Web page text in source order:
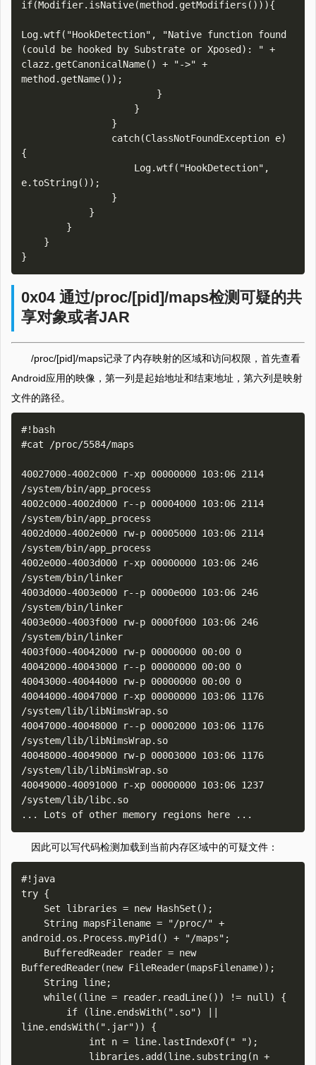
if(Modifier.isNative(method.getModifiers())){
Log.wtf("HookDetection", "Native function found
(could be hooked by Substrate or Xposed): " +
clazz.getCanonicalName() + "->" +
method.getName());
{
e.toString());
0x04 通过/proc/[pid]/maps检测可疑的共
享对象或者JAR
/proc/[pid]/maps记录了内存映射的区域和访问权限，首先查看
Android应用的映像，第一列是起始地址和结束地址，第六列是映射
文件的路径。
#!bash
#cat /proc/5584/maps
40027000-4002c000 r-xp 00000000 103:06 2114
/system/bin/app_process
4002c000-4002d000 r--p 00004000 103:06 2114
/system/bin/app_process
4002d000-4002e000 rw-p 00005000 103:06 2114
/system/bin/app_process
4002e000-4003d000 r-xp 00000000 103:06 246
/system/bin/linker
4003d000-4003e000 r--p 0000e000 103:06 246
/system/bin/linker
4003e000-4003f000 rw-p 0000f000 103:06 246
/system/bin/linker
4003f000-40042000 rw-p 00000000 00:00 0
40042000-40043000 r--p 00000000 00:00 0
40043000-40044000 rw-p 00000000 00:00 0
40044000-40047000 r-xp 00000000 103:06 1176
/system/lib/libNimsWrap.so
40047000-40048000 r--p 00002000 103:06 1176
/system/lib/libNimsWrap.so
40048000-40049000 rw-p 00003000 103:06 1176
/system/lib/libNimsWrap.so
40049000-40091000 r-xp 00000000 103:06 1237
/system/lib/libc.so
因此可以写代码检测加载到当前内存区域中的可疑文件：
#!java
try {
android.os.Process.myPid() + "/maps";
BufferedReader(new FileReader(mapsFilename));
line.endsWith(".jar")) {